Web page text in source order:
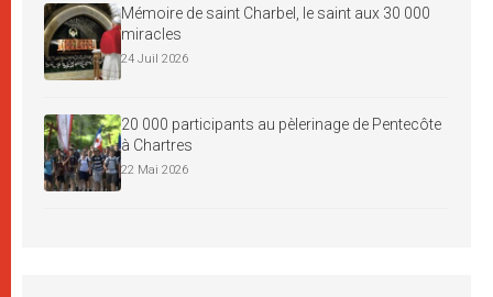
Mémoire de saint Charbel, le saint aux 30 000
miracles
24 Juil 2026
20 000 participants au pèlerinage de Pentecôte
à Chartres
22 Mai 2026